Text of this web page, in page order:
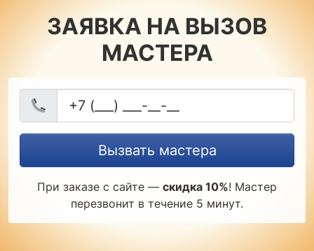
ЗАЯВКА НА ВЫЗОВ
МАСТЕРА
Вызвать мастера
При заказе с сайте — скидка 10%! Мастер
перезвонит в течение 5 минут.